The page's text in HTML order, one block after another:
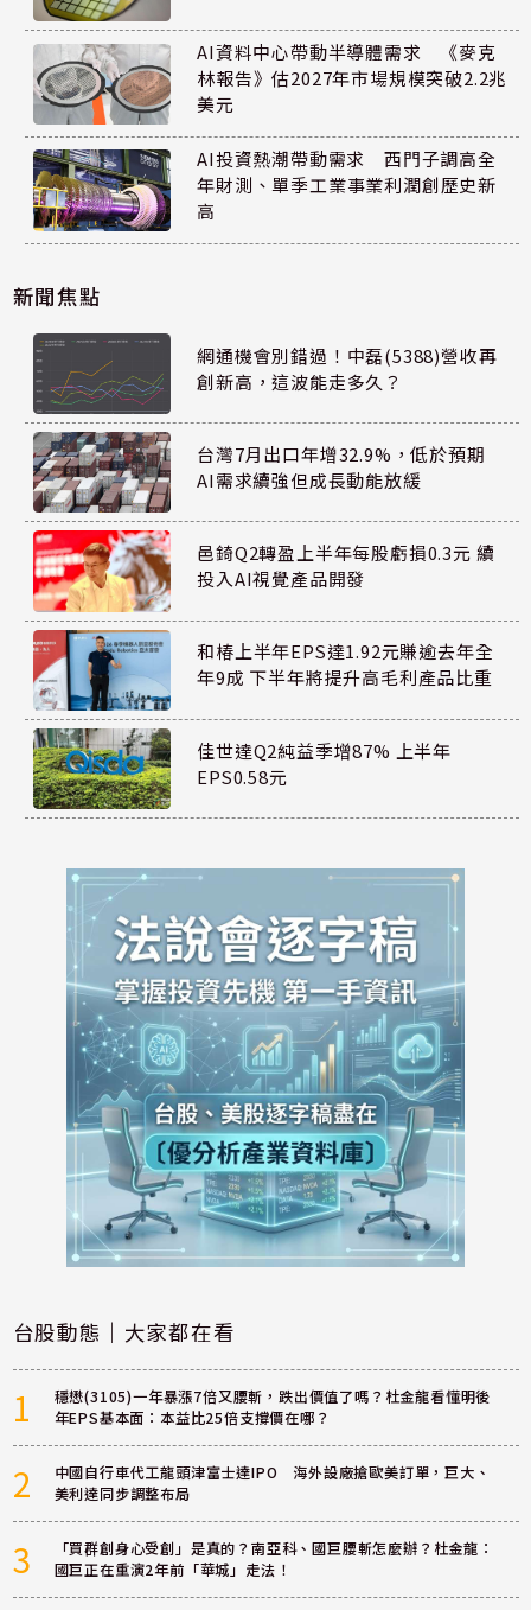
AI資料中心帶動半導體需求 《麥克
林報告》估2027年市場規模突破2.2兆
美元
AI投資熱潮帶動需求 西門子調高全
年財測、單季工業事業利潤創歷史新
高
新聞焦點
網通機會別錯過！中磊(5388)營收再
創新高，這波能走多久？
台灣7月出口年增32.9%，低於預期
AI需求續強但成長動能放緩
邑錡Q2轉盈上半年每股虧損0.3元 續
投入AI視覺產品開發
和椿上半年EPS達1.92元賺逾去年全
年9成 下半年將提升高毛利產品比重
佳世達Q2純益季增87% 上半年
EPS0.58元
台股動態｜大家都在看
1
穩懋(3105)一年暴漲7倍又腰斬，跌出價值了嗎？杜金龍看懂明後
年EPS基本面：本益比25倍支撐價在哪？
2
中國自行車代工龍頭津富士達IPO 海外設廠搶歐美訂單，巨大、
美利達同步調整布局
3
「買群創身心受創」是真的？南亞科、國巨腰斬怎麼辦？杜金龍：
國巨正在重演2年前「華城」走法！